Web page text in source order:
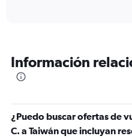
categories.
The
Y
axis
Información
¿Puedo buscar ofertas de
C. a Taiwán que incluyan